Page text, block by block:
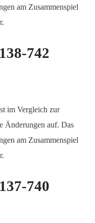
am Zusammenspiel
742
im Vergleich zur
Änderungen auf. Das
am Zusammenspiel
740